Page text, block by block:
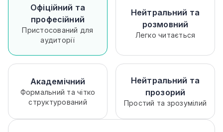
Офіційний та
професійний
Пристосований для
аудиторії
Нейтральний та
розмовний
Легко читається
Академічний
Формальний та чітко
структурований
Нейтральний та
прозорий
Простий та зрозумілий